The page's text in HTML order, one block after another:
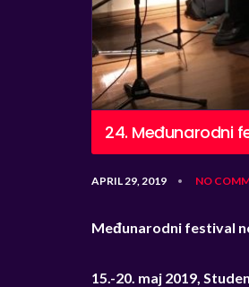
24. Međunarodni
APRIL 29, 2019 • NO
Međunarodni festival
15.-20. maj 2019,